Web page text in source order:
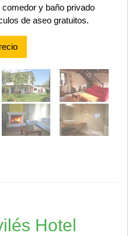
comedor y baño privado
de aseo gratuitos.
Hotel